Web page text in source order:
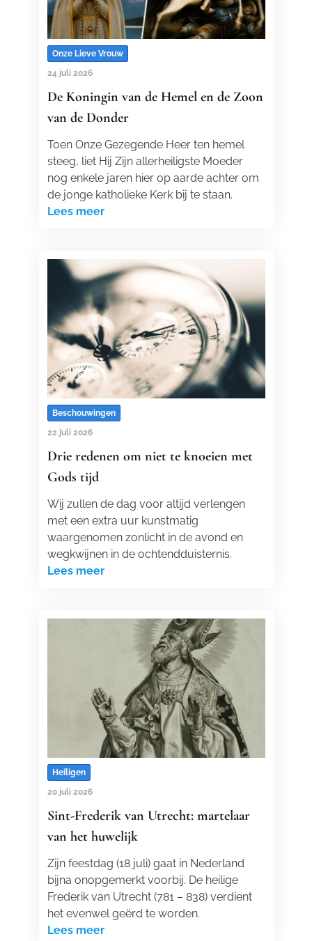
Onze Lieve Vrouw
24 juli 2026
De Koningin van de Hemel en de Zoon
van de Donder
Toen Onze Gezegende Heer ten hemel
steeg, liet Hij Zijn allerheiligste Moeder
nog enkele jaren hier op aarde achter om
de jonge katholieke Kerk bij te staan.
Lees meer
Beschouwingen
22 juli 2026
Drie redenen om niet te knoeien met
Gods tijd
Wij zullen de dag voor altijd verlengen
met een extra uur kunstmatig
waargenomen zonlicht in de avond en
wegkwijnen in de ochtendduisternis.
Lees meer
Heiligen
20 juli 2026
Sint-Frederik van Utrecht: martelaar
van het huwelijk
Zijn feestdag (18 juli) gaat in Nederland
bijna onopgemerkt voorbij. De heilige
Frederik van Utrecht (781 – 838) verdient
het evenwel geërd te worden.
Lees meer